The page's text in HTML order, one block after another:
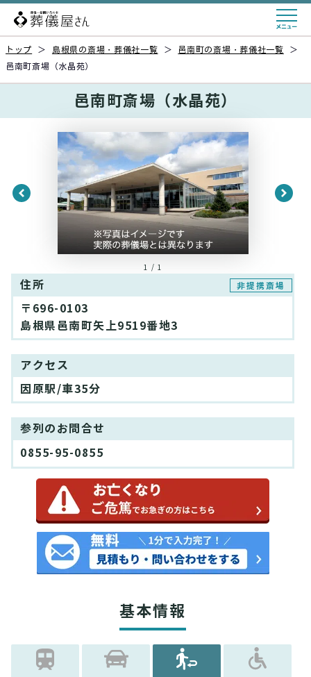
トップ ＞ 島根県の斎場・葬儀社一覧 ＞ 邑南町の斎場・葬儀社一覧
＞
邑南町斎場（水晶苑）
邑南町斎場（水晶苑）
1 / 1
住所 非提携斎場
〒696-0103
島根県邑南町矢上9519番地3
アクセス
因原駅/車35分
参列のお問合せ
0855-95-0855
基本情報